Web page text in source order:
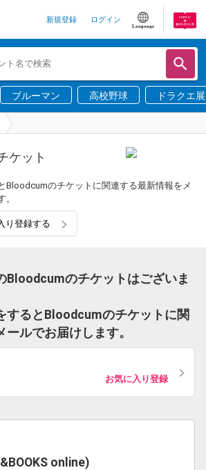
新規登録 ログイン
Language
ブルーマン 高校野球 ドラクエ展
ケット
Bloodcumのチケットに関連する最新情報をメ
り登録する
Bloodcumのチケットはございま
するとBloodcumのチケットに関
ルでお届けします。
お気に入り登録
online)